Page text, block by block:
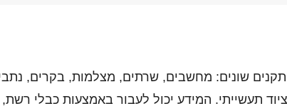
שונים: מחשבים, שרתים, מצלמות, בקרים,
תעשייתי. המידע יכול לעבור באמצעות כבלי רשת,